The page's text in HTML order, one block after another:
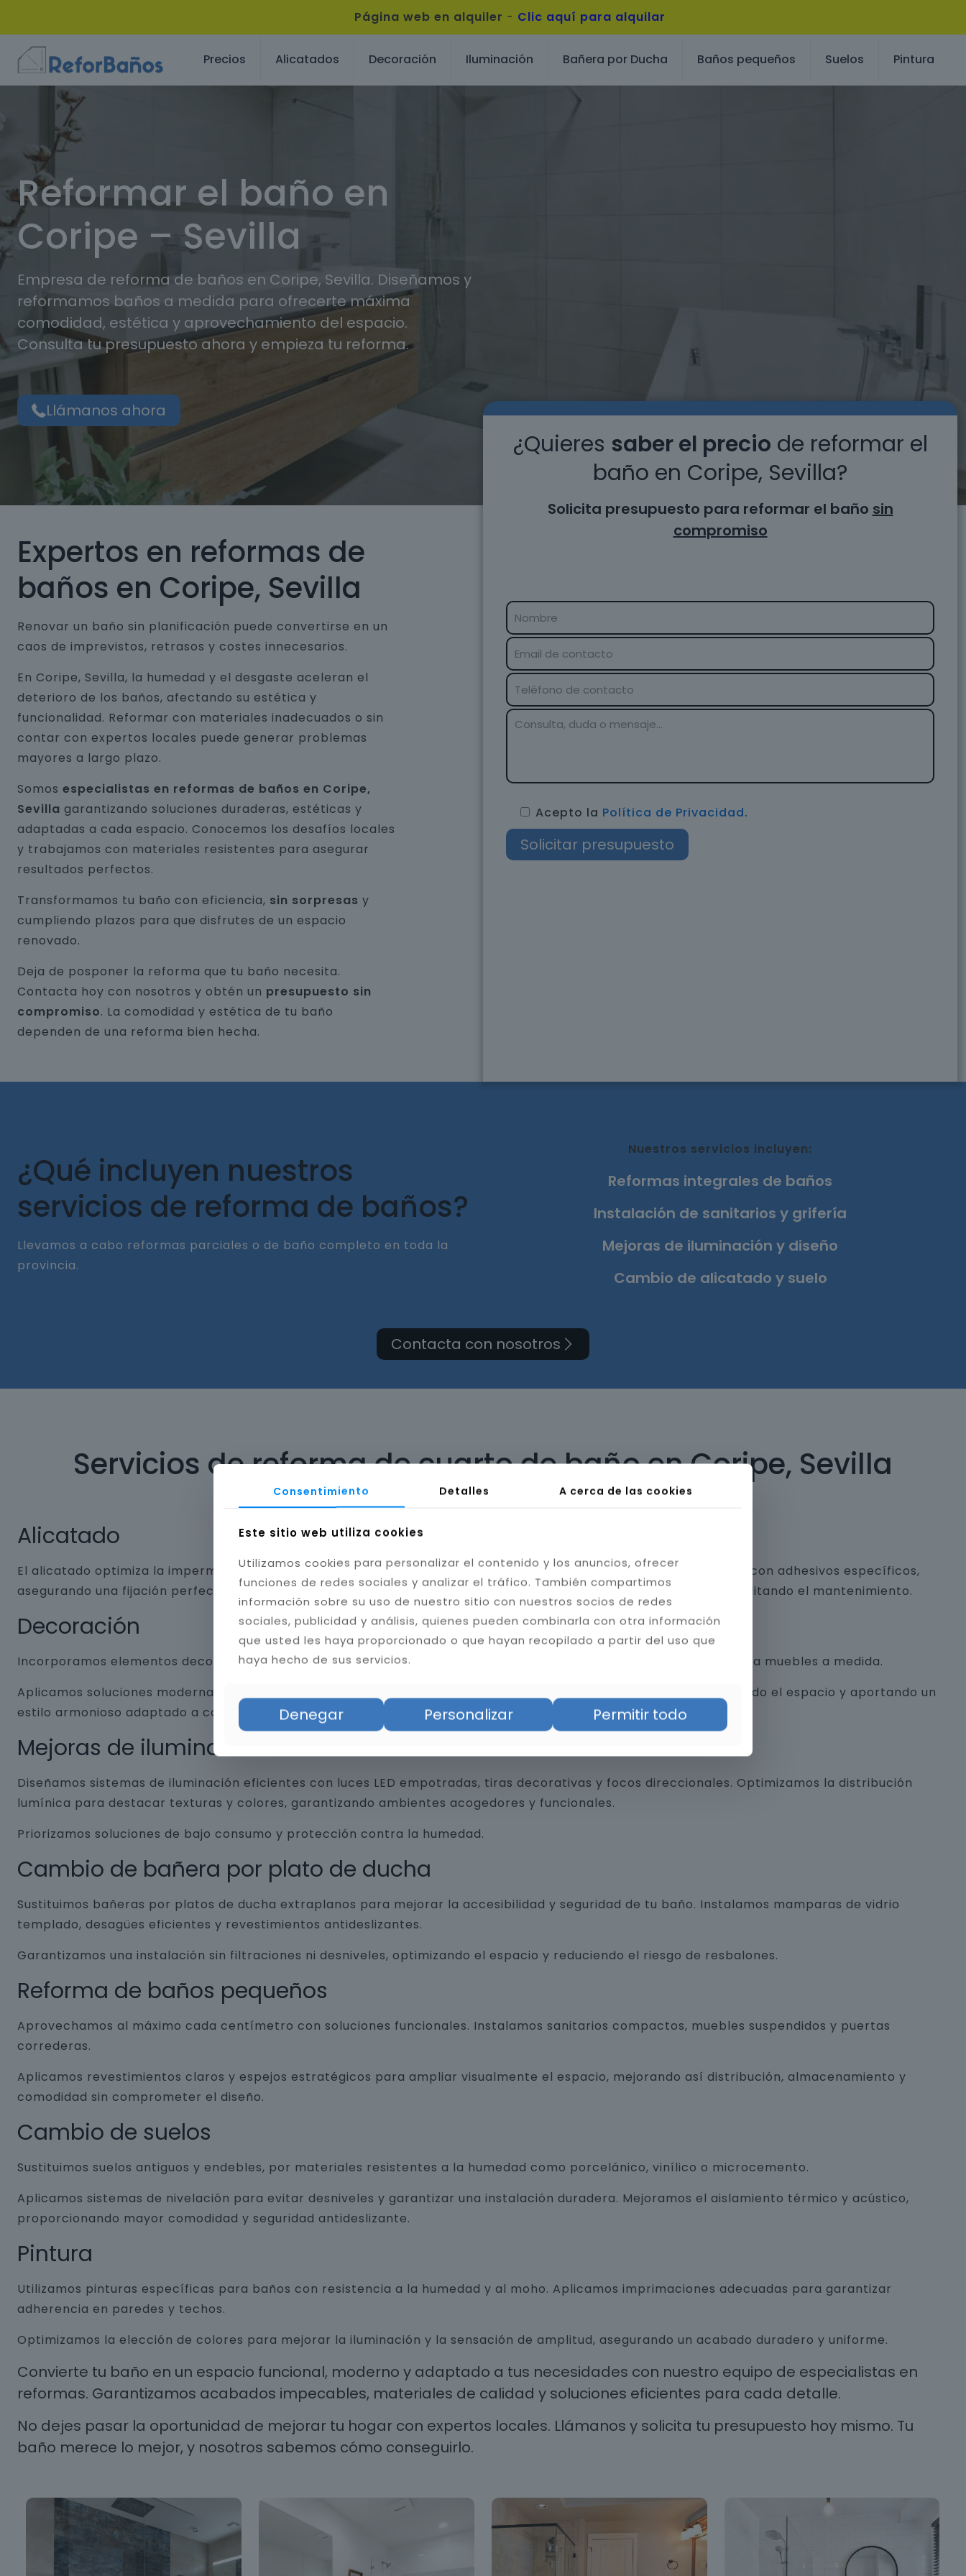
Página web en alquiler - Clic aquí para alquilar
Precios Alicatados Decoración Iluminación Bañera por Ducha Baños pequeños Suelos Pintura
Reformar el baño en
Coripe – Sevilla
Empresa de reforma de baños en Coripe, Sevilla. Diseñamos y
reformamos baños a medida para ofrecerte máxima
comodidad, estética y aprovechamiento del espacio.
Consulta tu presupuesto ahora y empieza tu reforma.
Llámanos ahora
Expertos en reformas de
baños en Coripe, Sevilla
Renovar un baño sin planificación puede convertirse en un
caos de imprevistos, retrasos y costes innecesarios.
En Coripe, Sevilla, la humedad y el desgaste aceleran el
deterioro de los baños, afectando su estética y
funcionalidad. Reformar con materiales inadecuados o sin
contar con expertos locales puede generar problemas
mayores a largo plazo.
Somos especialistas en reformas de baños en Coripe,
Sevilla garantizando soluciones duraderas, estéticas y
adaptadas a cada espacio. Conocemos los desafíos locales
y trabajamos con materiales resistentes para asegurar
resultados perfectos.
Transformamos tu baño con eficiencia, sin sorpresas y
cumpliendo plazos para que disfrutes de un espacio
renovado.
Deja de posponer la reforma que tu baño necesita.
Contacta hoy con nosotros y obtén un presupuesto sin
compromiso. La comodidad y estética de tu baño
dependen de una reforma bien hecha.
¿Quieres saber el precio de reformar el
baño en Coripe, Sevilla?
Solicita presupuesto para reformar el baño sin
compromiso
Acepto la Política de Privacidad.
¿Qué incluyen nuestros
servicios de reforma de baños?
Llevamos a cabo reformas parciales o de baño completo en toda la
provincia.
Nuestros servicios incluyen:
Reformas integrales de baños
Instalación de sanitarios y grifería
Mejoras de iluminación y diseño
Cambio de alicatado y suelo
Contacta con nosotros
Servicios de reforma de cuarto de baño en Coripe, Sevilla
Alicatado
El alicatado optimiza la impermeabilidad y durabilidad del baño. Instalamos cerámica, porcelánico y piedra natural con adhesivos específicos,
asegurando una fijación perfecta. Aplicamos juntas resistentes a la humedad y hongos, mejorando la estética y facilitando el mantenimiento.
Decoración
Incorporamos elementos decorativos que combinan funcionalidad y diseño, desde revestimientos con texturas hasta muebles a medida.
Aplicamos soluciones modernas como nichos empotrados, espejos retroiluminados y grifería minimalista, optimizando el espacio y aportando un
estilo armonioso adaptado a cada baño.
Mejoras de iluminación
Diseñamos sistemas de iluminación eficientes con luces LED empotradas, tiras decorativas y focos direccionales. Optimizamos la distribución
lumínica para destacar texturas y colores, garantizando ambientes acogedores y funcionales.
Priorizamos soluciones de bajo consumo y protección contra la humedad.
Cambio de bañera por plato de ducha
Sustituimos bañeras por platos de ducha extraplanos para mejorar la accesibilidad y seguridad de tu baño. Instalamos mamparas de vidrio
templado, desagües eficientes y revestimientos antideslizantes.
Garantizamos una instalación sin filtraciones ni desniveles, optimizando el espacio y reduciendo el riesgo de resbalones.
Reforma de baños pequeños
Aprovechamos al máximo cada centímetro con soluciones funcionales. Instalamos sanitarios compactos, muebles suspendidos y puertas
correderas.
Aplicamos revestimientos claros y espejos estratégicos para ampliar visualmente el espacio, mejorando así distribución, almacenamiento y
comodidad sin comprometer el diseño.
Cambio de suelos
Sustituimos suelos antiguos y endebles, por materiales resistentes a la humedad como porcelánico, vinílico o microcemento.
Aplicamos sistemas de nivelación para evitar desniveles y garantizar una instalación duradera. Mejoramos el aislamiento térmico y acústico,
proporcionando mayor comodidad y seguridad antideslizante.
Pintura
Utilizamos pinturas específicas para baños con resistencia a la humedad y al moho. Aplicamos imprimaciones adecuadas para garantizar
adherencia en paredes y techos.
Optimizamos la elección de colores para mejorar la iluminación y la sensación de amplitud, asegurando un acabado duradero y uniforme.
Convierte tu baño en un espacio funcional, moderno y adaptado a tus necesidades con nuestro equipo de especialistas en
reformas. Garantizamos acabados impecables, materiales de calidad y soluciones eficientes para cada detalle.
No dejes pasar la oportunidad de mejorar tu hogar con expertos locales. Llámanos y solicita tu presupuesto hoy mismo. Tu
baño merece lo mejor, y nosotros sabemos cómo conseguirlo.
Consentimiento Detalles A cerca de las cookies
Este sitio web utiliza cookies
Utilizamos cookies para personalizar el contenido y los anuncios, ofrecer
funciones de redes sociales y analizar el tráfico. También compartimos
información sobre su uso de nuestro sitio con nuestros socios de redes
sociales, publicidad y análisis, quienes pueden combinarla con otra información
que usted les haya proporcionado o que hayan recopilado a partir del uso que
haya hecho de sus servicios.
Denegar Personalizar Permitir todo